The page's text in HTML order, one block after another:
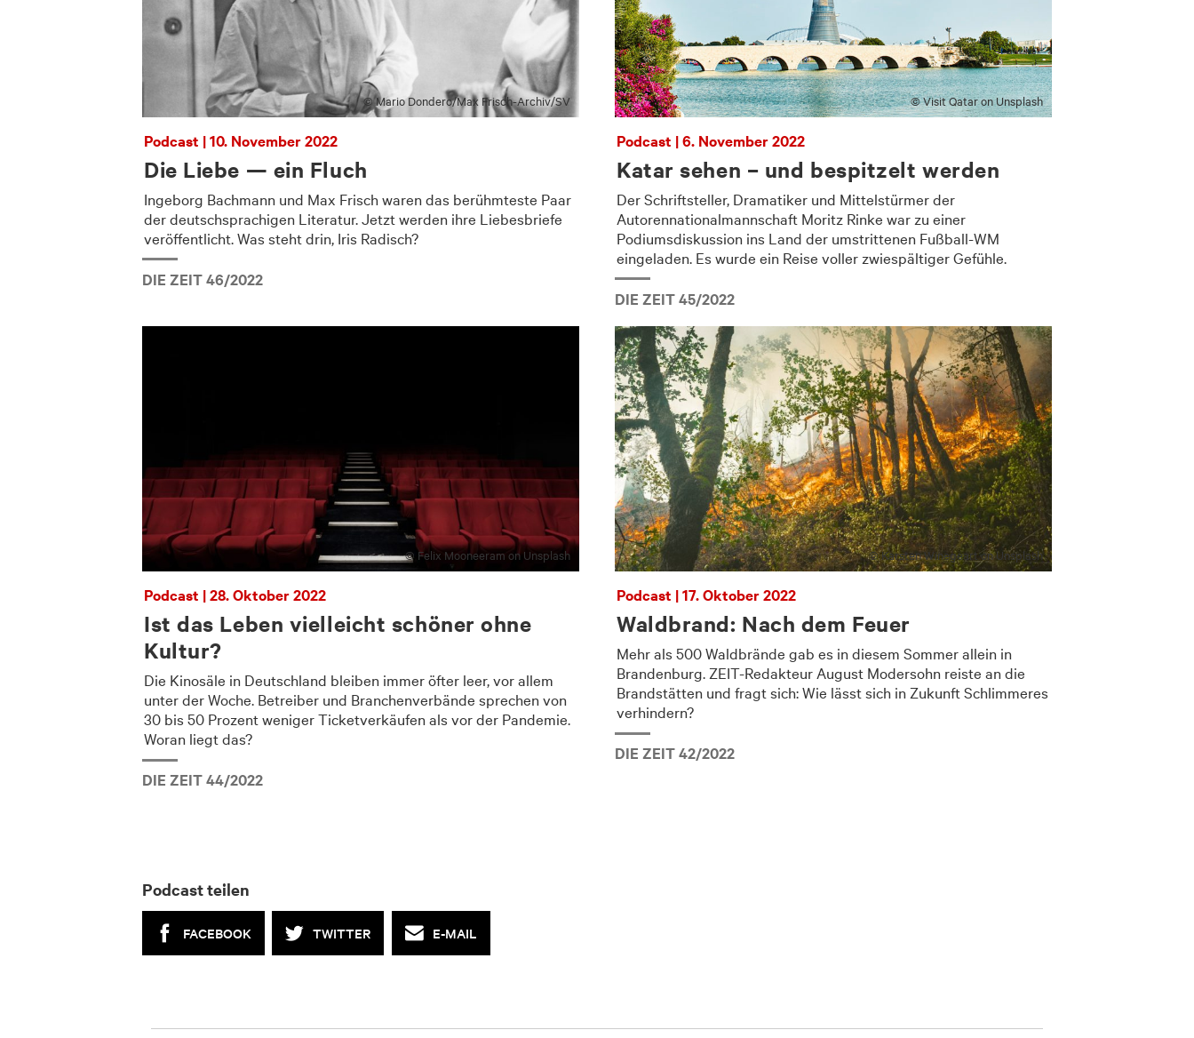
© Mario Dondero/​Max Frisch-Archiv/​SV
Podcast | 10. November 2022
Die Liebe — ein Fluch
Ingeborg Bachmann und Max Frisch waren das berühmteste Paar
der deutschsprachigen Literatur. Jetzt werden ihre Liebesbriefe
veröffentlicht. Was steht drin, Iris Radisch?
DIE ZEIT 46/2022
© Visit Qatar on Unsplash
Podcast | 6. November 2022
Katar sehen – und bespitzelt werden
Der Schriftsteller, Dramatiker und Mittelstürmer der
Autorennationalmannschaft Moritz Rinke war zu einer
Podiumsdiskussion ins Land der umstrittenen Fußball-WM
eingeladen. Es wurde ein Reise voller zwiespältiger Gefühle.
DIE ZEIT 45/2022
© Felix Mooneeram on Unsplash
Podcast | 28. Oktober 2022
Ist das Leben vielleicht schöner ohne
Kultur?
Die Kinosäle in Deutschland bleiben immer öfter leer, vor allem
unter der Woche. Betreiber und Branchenverbände sprechen von
30 bis 50 Prozent weniger Ticketverkäufen als vor der Pandemie.
Woran liegt das?
DIE ZEIT 44/2022
© Karsten Winegeart on Unsplash
Podcast | 17. Oktober 2022
Waldbrand: Nach dem Feuer
Mehr als 500 Waldbrände gab es in diesem Sommer allein in
Brandenburg. ZEIT-Redakteur August Modersohn reiste an die
Brandstätten und fragt sich: Wie lässt sich in Zukunft Schlimmeres
verhindern?
DIE ZEIT 42/2022
Podcast teilen
FACEBOOK TWITTER E-MAIL